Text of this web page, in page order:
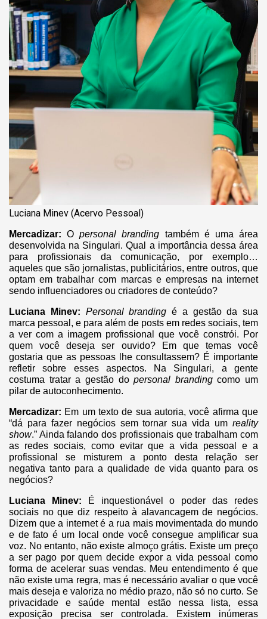
Luciana Minev (Acervo Pessoal)
Mercadizar:Opersonal branding também é uma área
desenvolvida na Singulari. Qual a importância dessa área
para profissionais da comunicação, por exemplo…
aqueles que são jornalistas, publicitários, entre outros, que
optam em trabalhar com marcas e empresas na internet
sendo influenciadores ou criadores de conteúdo?
Luciana Minev: Personal branding é a gestão da sua
marca pessoal, e para além de posts em redes sociais, tem
a ver com a imagem profissional que você constrói. Por
quem você deseja ser ouvido? Em que temas você
gostaria que as pessoas lhe consultassem? É importante
refletir sobre esses aspectos. Na Singulari, a gente
costuma tratar a gestão dopersonal brandingcomo um
pilar de autoconhecimento.
Mercadizar: Em um texto de sua autoria, você afirma que
“dá para fazer negócios sem tornar sua vida um reality
show.” Ainda falando dos profissionais que trabalham com
as redes sociais, como evitar que a vida pessoal e a
profissional se misturem a ponto desta relação ser
negativa tanto para a qualidade de vida quanto para os
negócios?
Luciana Minev:
É inquestionável o poder das redes
sociais no que diz respeito à alavancagem de negócios.
Dizem que a internet é a rua mais movimentada do mundo
e de fato é um local onde você consegue amplificar sua
voz. No entanto, não existe almoço grátis. Existe um preço
a ser pago por quem decide expor a vida pessoal como
forma de acelerar suas vendas. Meu entendimento é que
não existe uma regra, mas é necessário avaliar o que você
mais deseja e valoriza no médio prazo, não só no curto. Se
privacidade e saúde mental estão nessa lista, essa
exposição precisa ser controlada. Existem inúmeras